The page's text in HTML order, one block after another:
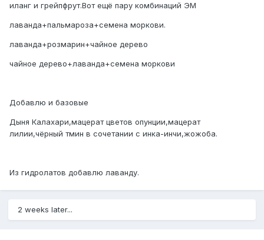
иланг и грейпфрут.Вот ещё пару комбинаций ЭМ
лаванда+пальмароза+семена моркови.
лаванда+розмарин+чайное дерево
чайное дерево+лаванда+семена моркови
Добавлю и базовые
Дыня Калахари,мацерат цветов опунции,мацерат
лилии,чёрный тмин в сочетании с инка-инчи,жожоба.
Из гидролатов добавлю лаванду.
2 weeks later...